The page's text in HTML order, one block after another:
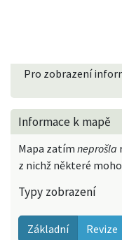
Pro zobrazení
Informace k mapě
Mapa zatímneprošla
z nichž některé
Typy zobrazení
Základní Revize